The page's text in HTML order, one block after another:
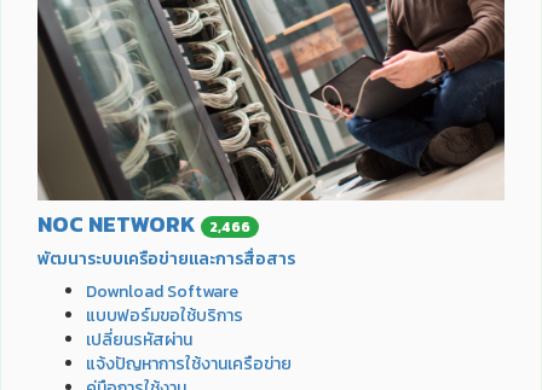
NOC NETWORK 2,466
พัฒนาระบบเครือข่ายและการสื่อสาร
Download Software
แบบฟอร์มขอใช้บริการ
เปลี่ยนรหัสผ่าน
แจ้งปัญหาการใช้งานเครือข่าย